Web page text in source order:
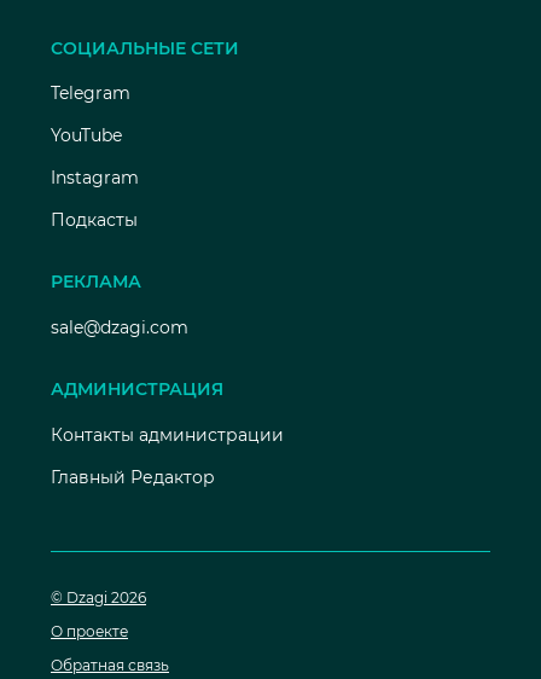
СОЦИАЛЬНЫЕ СЕТИ
Telegram
YouTube
Instagram
Подкасты
РЕКЛАМА
sale@dzagi.com
АДМИНИСТРАЦИЯ
Контакты администрации
Главный Редактор
© Dzagi 2026
О проекте
Обратная связь